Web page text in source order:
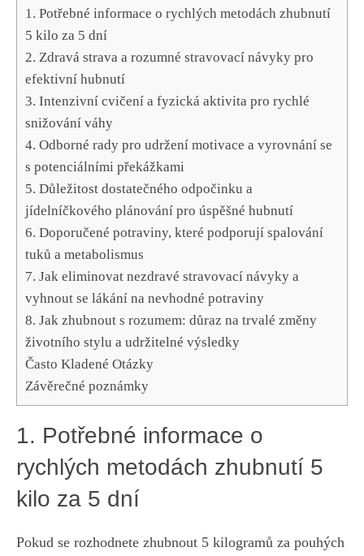
1. ​Potřebné informace​ o ⁣rychlých metodách ⁣zhubnutí
5 ‍kilo za 5 dní
2. Zdravá strava a rozumné stravovací návyky pro
‍efektivní‍ hubnutí
3.‍ Intenzivní cvičení a fyzická aktivita pro rychlé
snižování váhy
4. Odborné rady pro udržení motivace a vyrovnání se
s potenciálními překážkami
5. Důležitost dostatečného odpočinku a
jídelníčkového​ plánování ​pro úspěšné hubnutí
6. Doporučené potraviny, které podporují spalování
tuků a metabolismus
7. ⁢Jak eliminovat nezdravé stravovací návyky ‍a
vyhnout se lákání na nevhodné potraviny
8. Jak zhubnout s rozumem: důraz na trvalé změny
životního stylu a udržitelné výsledky
Často Kladené Otázky
Závěrečné ‌poznámky
1. ​Potřebné informace​ o
⁣rychlých metodách ⁣zhubnutí 5
‍kilo za 5 dní
Pokud se⁣ rozhodnete zhubnout 5 kilogramů za pouhých